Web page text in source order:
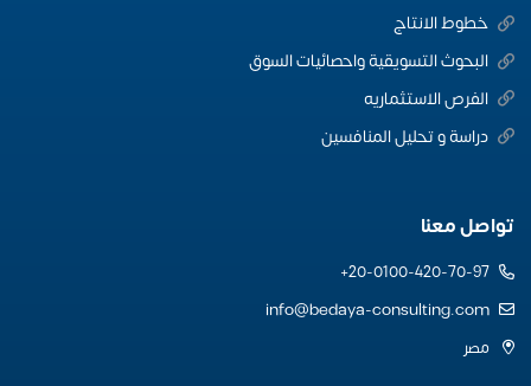
خطوط الانتاج
البحوث التسويقية واحصائيات السوق
الفرص الاستثماريه
دراسة و تحليل المنافسين
تواصل معنا
20-0100-420-70-97+
info@bedaya-consulting.com
مصر